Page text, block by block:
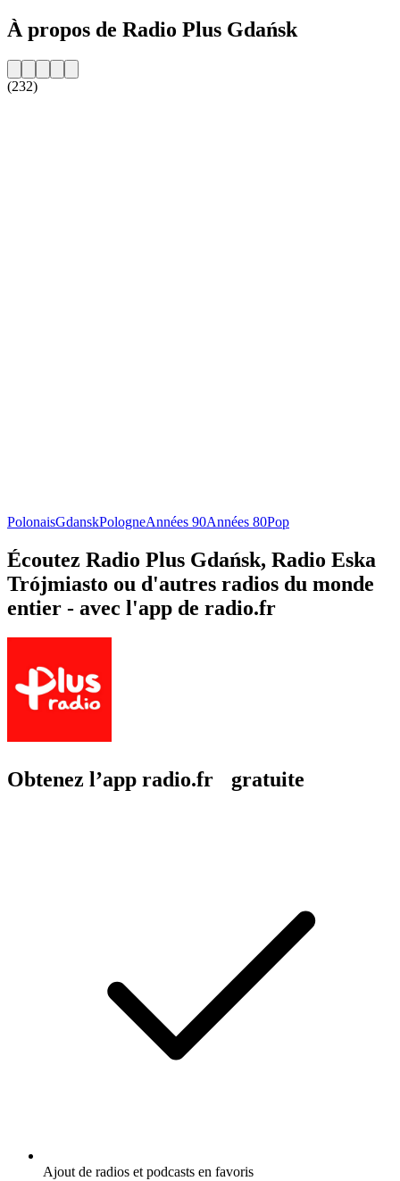
À propos de Radio Plus Gdańsk
(232)
PolonaisGdanskPologneAnnées 90Années 80Pop
Écoutez Radio Plus Gdańsk, Radio Eska
Trójmiasto ou d'autres radios du monde
entier - avec l'app de radio.fr
Obtenez l’app radio.fr gratuite
Ajout de radios et podcasts en favoris